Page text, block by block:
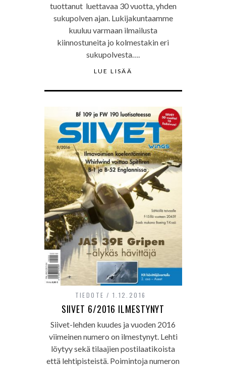
tuottanut luettavaa 30 vuotta, yhden
sukupolven ajan. Lukijakuntaamme
kuuluu varmaan ilmailusta
kiinnostuneita jo kolmestakin eri
sukupolvesta….
LUE LISÄÄ
TIEDOTE 1.12.2016
SIIVET 6/2016 ILMESTYNYT
Siivet-lehden kuudes ja vuoden 2016
viimeinen numero on ilmestynyt. Lehti
löytyy sekä tilaajien postilaatikoista
että lehtipisteistä. Poimintoja numeron